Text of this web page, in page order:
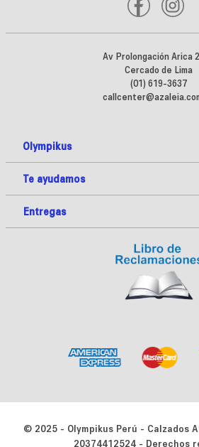
Av Prolongación Arica
Cercado de Lima
(01) 619-3637
Olympikus
Te ayudamos
Entregas
© 2025 - Olympikus Perú - Calzados
20374412524 - Derechos